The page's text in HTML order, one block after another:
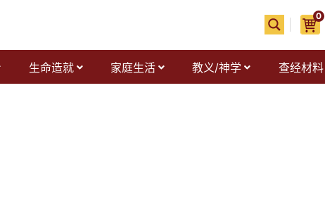
0
生命造就 家庭生活 教义/神学 查经材料